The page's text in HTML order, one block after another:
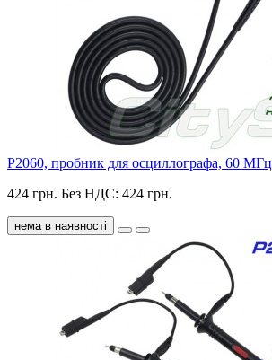
P2060, пробник для осциллографа, 60 МГц
424 грн. Без НДС: 424 грн.
нема в наявності